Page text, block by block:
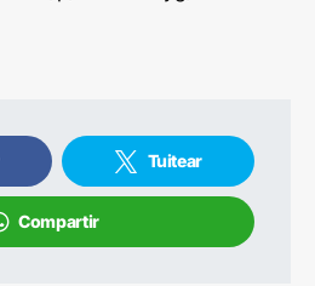
Tuitear
Compartir